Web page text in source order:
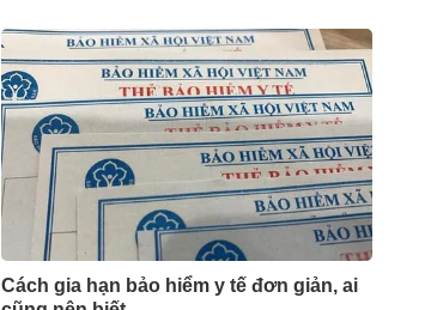
Cách gia hạn bảo hiểm y tế đơn giản, ai